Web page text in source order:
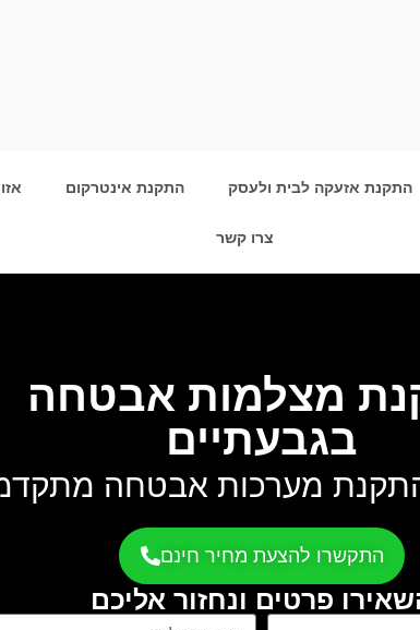
התקנת אזעקה לבית ולעסק התקנת אינטרקום
צרו קשר
מצלמות אבטחה
בגבעתיים
מערכות אבטחה
התקשרו להצעת מחיר חינם
פרטים ונחזור אליכם